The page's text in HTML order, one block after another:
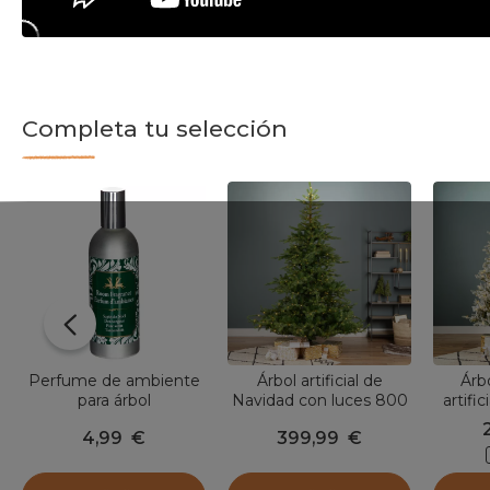
Completa tu selección
Perfume de ambiente
para árbol
4,99 €
Árbol artificial de
Navidad con luces 800
Glorious Verde abeto
399,99 €